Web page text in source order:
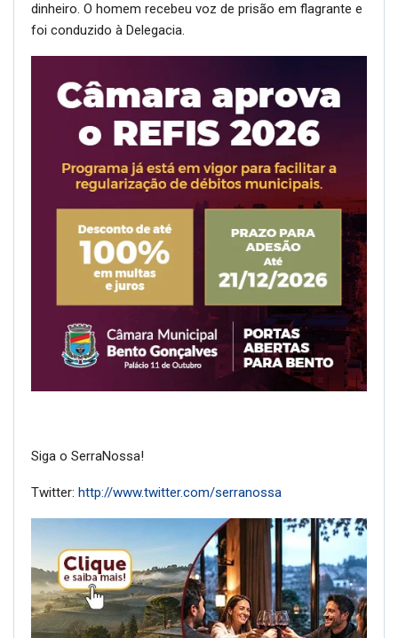
dinheiro. O homem recebeu voz de prisão em flagrante e
foi conduzido à Delegacia.
Siga o SerraNossa!
Twitter: http://www.twitter.com/serranossa